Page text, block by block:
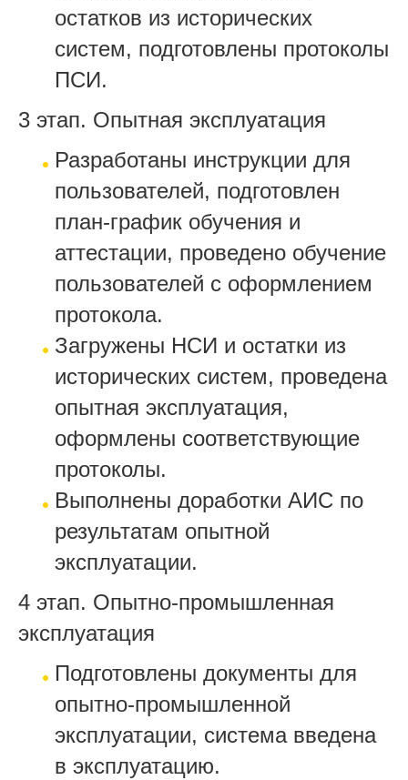
остатков из исторических
систем, подготовлены протоколы
ПСИ.
3 этап. Опытная эксплуатация
Разработаны инструкции для
пользователей, подготовлен
план-график обучения и
аттестации, проведено обучение
пользователей с оформлением
протокола.
Загружены НСИ и остатки из
исторических систем, проведена
опытная эксплуатация,
оформлены соответствующие
протоколы.
Выполнены доработки АИС по
результатам опытной
эксплуатации.
4 этап. Опытно-промышленная
эксплуатация
Подготовлены документы для
опытно-промышленной
эксплуатации, система введена
в эксплуатацию.